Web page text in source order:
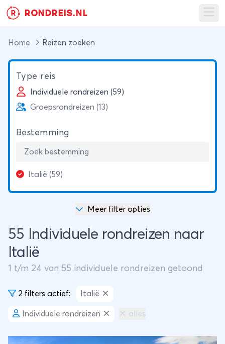
R RONDREIS.NL
Home Reizen zoeken
Type reis
Individuele rondreizen (59)
Groepsrondreizen (13)
Bestemming
Italië (59)
Meer filter opties
55 Individuele rondreizen naar
Italië
1 t/m 24 van 55 individuele rondreizen getoond
2 filters actief: Italië
Individuele rondreizen alles